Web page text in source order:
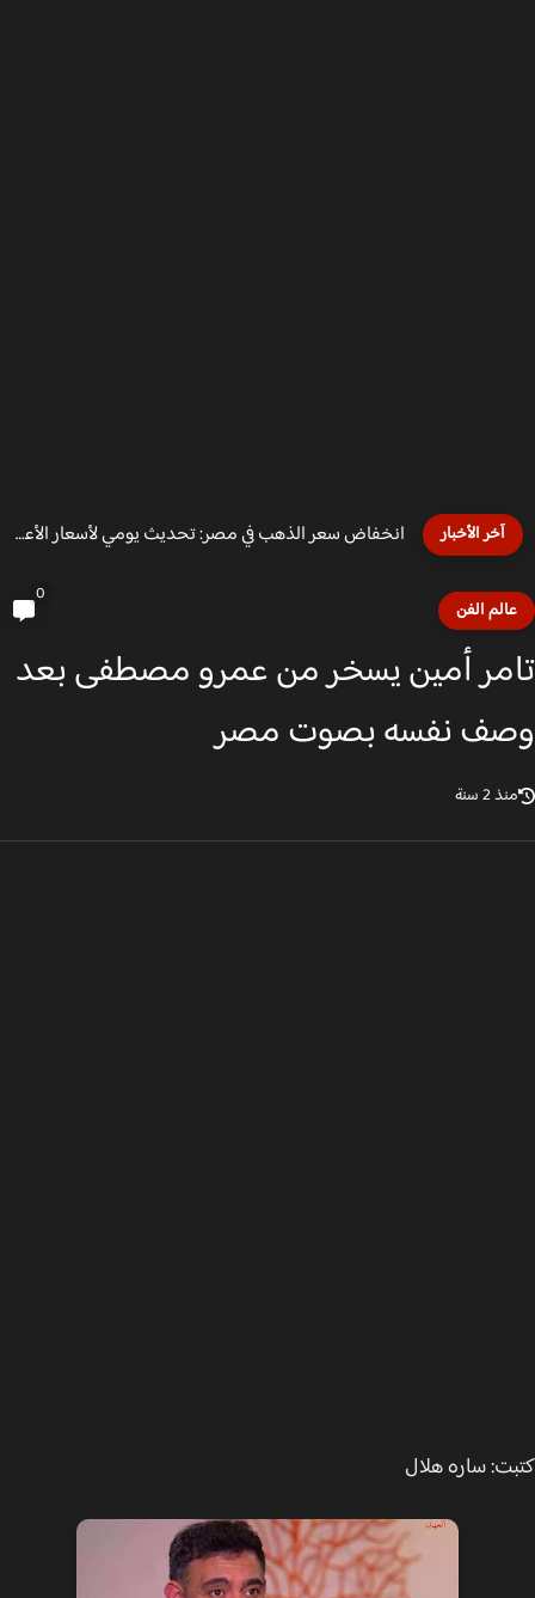
آخر الأخبار انخفاض سعر الذهب في مصر: تحديث يومي لأسعار الأعيرة والجنيه...
الفن
أمين يسخر من عمرو مصطفى بعد
نفسه بصوت مصر
2 سنة
ساره هلال